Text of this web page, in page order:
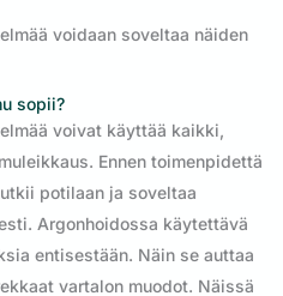
voidaan soveltaa näiden
sopii?
voivat käyttää kaikki,
Ennen toimenpidettä
potilaan ja soveltaa
Argonhoidossa käytettävä
entisestään. Näin se auttaa
vartalon muodot. Näissä